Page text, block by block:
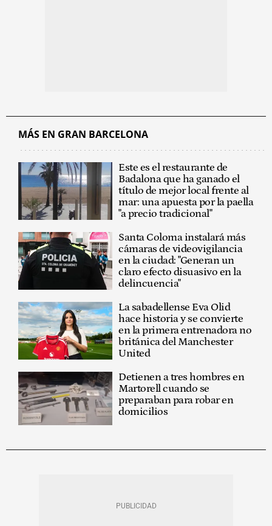
MÁS EN GRAN BARCELONA
Este es el restaurante de
Badalona que ha ganado el
título de mejor local frente al
mar: una apuesta por la paella
"a precio tradicional"
Santa Coloma instalará más
cámaras de videovigilancia
en la ciudad: "Generan un
claro efecto disuasivo en la
delincuencia"
La sabadellense Eva Olid
hace historia y se convierte
en la primera entrenadora no
británica del Manchester
United
Detienen a tres hombres en
Martorell cuando se
preparaban para robar en
domicilios